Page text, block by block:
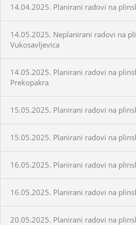
14.04.2025. Planirani radovi na
14.05.2025. Neplanirani radovi na
Vukosavljevica
14.05.2025. Planirani radovi na
Prekopakra
15.05.2025. Planirani radovi na
15.05.2025. Planirani radovi na
16.05.2025. Planirani radovi na
16.05.2025. Planirani radovi na
20.05.2025. Planirani radovi na